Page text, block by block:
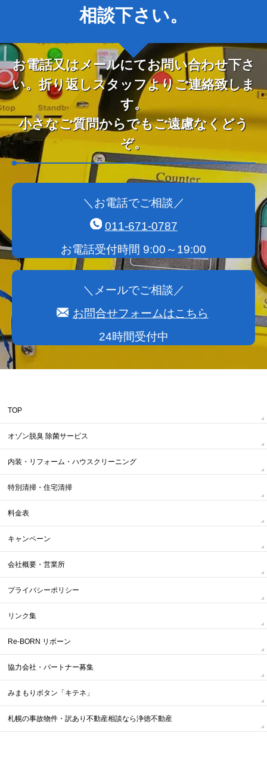
相談下さい。
お電話又はメールにてお問い合わせ下さ
い。折り返しスタッフよりご連絡致しま
す。
小さなご質問からでもご遠慮なくどう
ぞ。
＼お電話でご相談／
011-671-0787
お電話受付時間 9:00～19:00
＼メールでご相談／
お問合せフォームはこちら
24時間受付中
TOP
オゾン脱臭 除菌サービス
内装・リフォーム・ハウスクリーニング
特別清掃・住宅清掃
料金表
キャンペーン
会社概要・営業所
プライバシーポリシー
リンク集
Re-BORN リボーン
協力会社・パートナー募集
みまもりボタン「キテネ」
札幌の事故物件・訳あり不動産相談なら浄徳不動産